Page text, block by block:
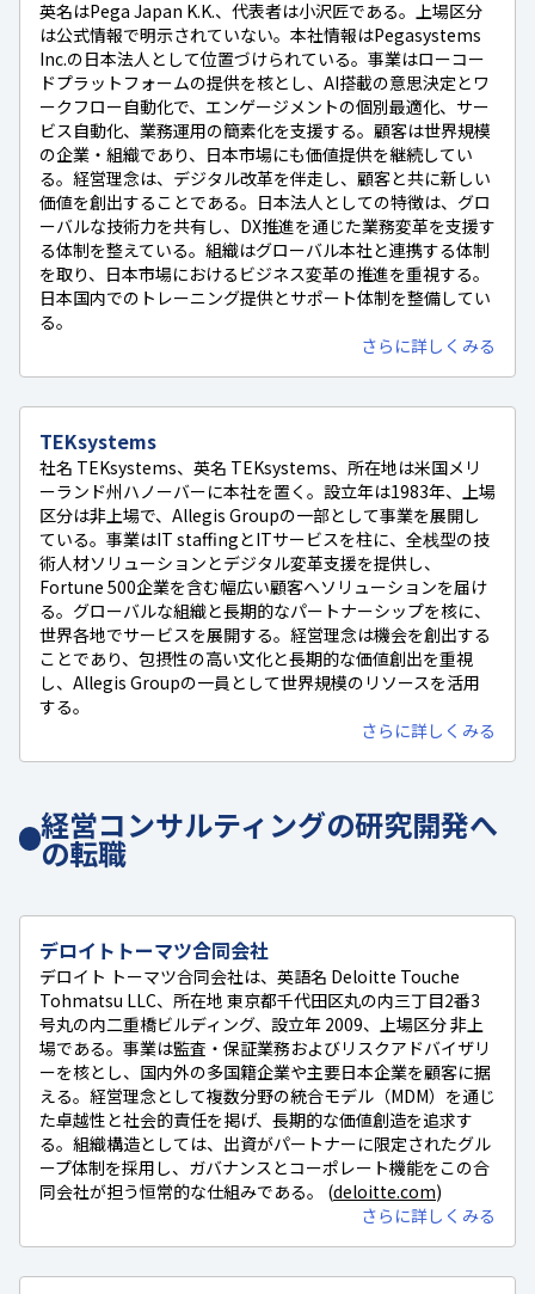
英名はPega Japan K.K.、代表者は小沢匠である。上場区分
は公式情報で明示されていない。本社情報はPegasystems
Inc.の日本法人として位置づけられている。事業はローコー
ドプラットフォームの提供を核とし、AI搭載の意思決定とワ
ークフロー自動化で、エンゲージメントの個別最適化、サー
ビス自動化、業務運用の簡素化を支援する。顧客は世界規模
の企業・組織であり、日本市場にも価値提供を継続してい
る。経営理念は、デジタル改革を伴走し、顧客と共に新しい
価値を創出することである。日本法人としての特徴は、グロ
ーバルな技術力を共有し、DX推進を通じた業務変革を支援す
る体制を整えている。組織はグローバル本社と連携する体制
を取り、日本市場におけるビジネス変革の推進を重視する。
日本国内でのトレーニング提供とサポート体制を整備してい
る。
さらに詳しくみる
TEKsystems
社名 TEKsystems、英名 TEKsystems、所在地は米国メリ
ーランド州ハノーバーに本社を置く。設立年は1983年、上場
区分は非上場で、Allegis Groupの一部として事業を展開し
ている。事業はIT staffingとITサービスを柱に、全栈型の技
術人材ソリューションとデジタル変革支援を提供し、
Fortune 500企業を含む幅広い顧客へソリューションを届け
る。グローバルな組織と長期的なパートナーシップを核に、
世界各地でサービスを展開する。経営理念は機会を創出する
ことであり、包摂性の高い文化と長期的な価値創出を重視
し、Allegis Groupの一員として世界規模のリソースを活用
する。
さらに詳しくみる
経営コンサルティングの研究開発へ
の転職
デロイトトーマツ合同会社
デロイト トーマツ合同会社は、英語名 Deloitte Touche
Tohmatsu LLC、所在地 東京都千代田区丸の内三丁目2番3
号丸の内二重橋ビルディング、設立年 2009、上場区分 非上
場である。事業は監査・保証業務およびリスクアドバイザリ
ーを核とし、国内外の多国籍企業や主要日本企業を顧客に据
える。経営理念として複数分野の統合モデル（MDM）を通じ
た卓越性と社会的責任を掲げ、長期的な価値創造を追求す
る。組織構造としては、出資がパートナーに限定されたグル
ープ体制を採用し、ガバナンスとコーポレート機能をこの合
同会社が担う恒常的な仕組みである。 (deloitte.com)
さらに詳しくみる